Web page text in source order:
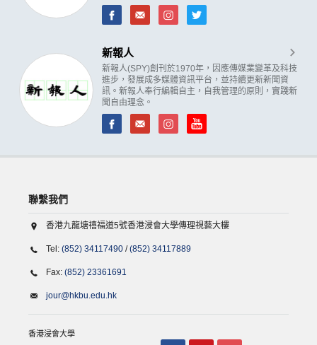
新報人
新報人(SPY)創刊於1970年，因應傳媒業變革及科技
進步，發展成多媒體資訊平台，並持續更新新聞資
訊。新報人奉行編輯自主，自我管理的原則，實踐新
聞自由理念。
聯繫我們
香港九龍塘禧福道5號香港浸會大學傳理視藝大樓
Tel: (852) 34117490 /(852) 34117889
Fax: (852) 23361691
jour@hkbu.edu.hk
香港浸會大學